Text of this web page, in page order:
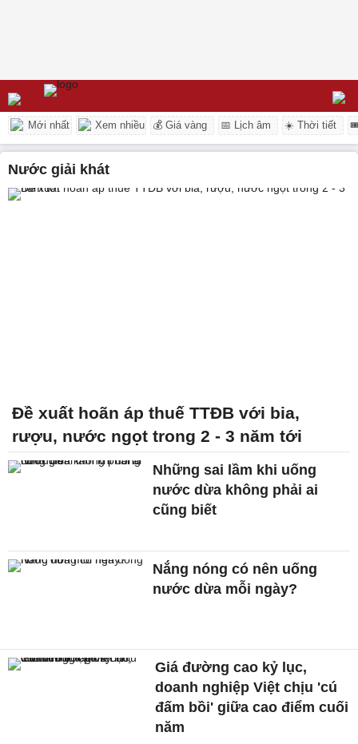
Mới nhất Xem nhiều 💰 Giá vàng 📅 Lịch âm ☀️ Thời tiết
nước giải khát
Đề xuất hoãn áp thuế TTĐB với bia,
rượu, nước ngọt trong 2 - 3 năm tới
Những sai lầm khi uống
nước dừa không phải ai
cũng biết
Nắng nóng có nên uống
nước dừa mỗi ngày?
Giá đường cao kỷ lục,
doanh nghiệp Việt chịu 'cú
đấm bồi' giữa cao điểm cuối
năm